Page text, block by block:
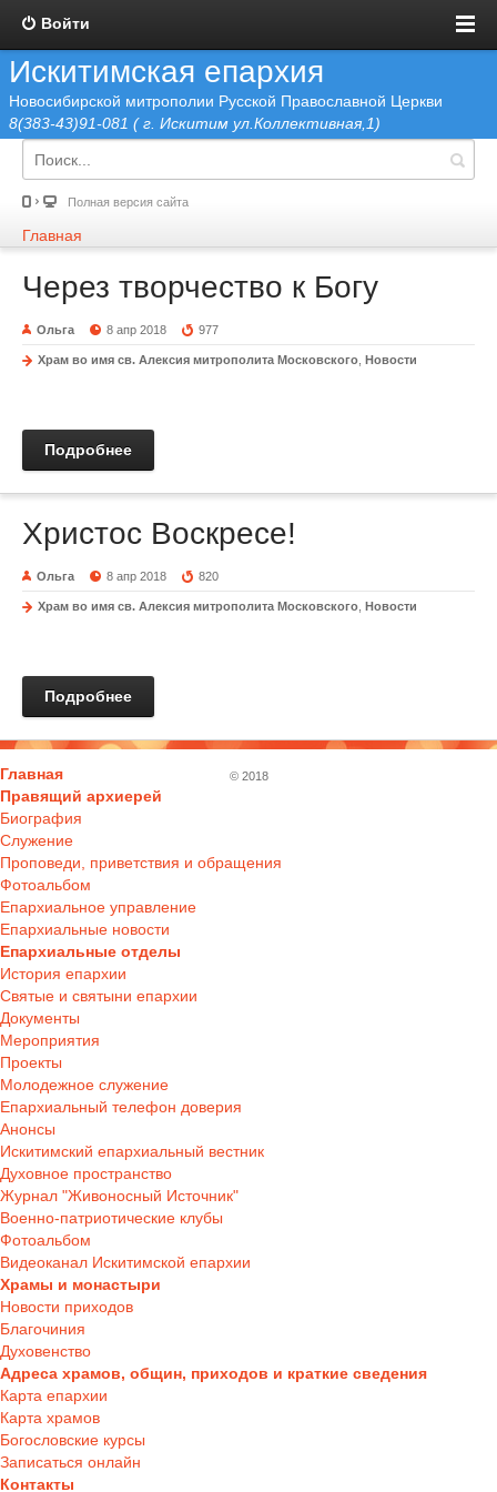
Войти
Искитимская епархия
Новосибирской митрополии Русской Православной Церкви
8(383-43)91-081 ( г. Искитим ул.Коллективная,1)
Полная версия сайта
Главная
Через творчество к Богу
Ольга 8 апр 2018 977
Храм во имя св. Алексия митрополита Московского Новости
Подробнее
Христос Воскресе!
Ольга 8 апр 2018 820
Храм во имя св. Алексия митрополита Московского Новости
Подробнее
Главная
Правящий архиерей
Биография
Служение
Проповеди, приветствия и обращения
Фотоальбом
Епархиальное управление
Епархиальные новости
Епархиальные отделы
История епархии
Святые и святыни епархии
Документы
Мероприятия
Проекты
Молодежное служение
Епархиальный телефон доверия
Анонсы
Искитимский епархиальный вестник
Духовное пространство
Журнал "Живоносный Источник"
Военно-патриотические клубы
Фотоальбом
Видеоканал Искитимской епархии
Храмы и монастыри
Новости приходов
Благочиния
Духовенство
Адреса храмов, общин, приходов и краткие сведения
Карта епархии
Карта храмов
Богословские курсы
Записаться онлайн
Контакты
© 2018